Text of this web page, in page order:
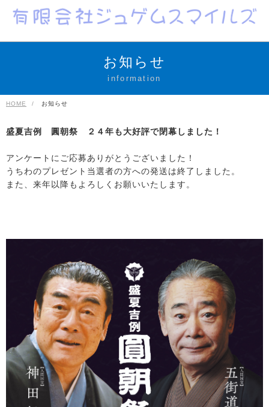
お知らせ
information
HOME お知らせ
盛夏吉例 圓朝祭 ２４年も大好評で閉幕しました！
アンケートにご応募ありがとうございました！
うちわのプレゼント当選者の方への発送は終了しました。
また、来年以降もよろしくお願いいたします。